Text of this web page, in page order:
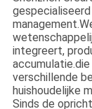
integreert,
verschillende
huishoudelijke
Sinds de